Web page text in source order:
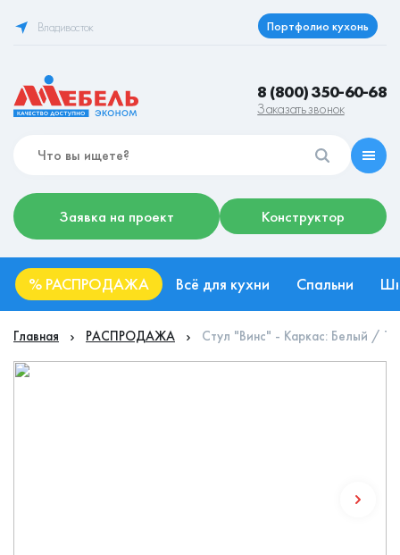
Владивосток Портфолио кухонь
8 (800) 350-60-68
Заказать звонок
Заявка на проект Конструктор
% РАСПРОДАЖА Всё для кухни Спальни
Главная РАСПРОДАЖА Стул "Винс" - Каркас: Белый /